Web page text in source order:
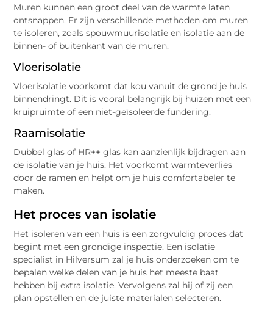
Muren kunnen een groot deel van de warmte laten
ontsnappen. Er zijn verschillende methoden om muren
te isoleren, zoals spouwmuurisolatie en isolatie aan de
binnen- of buitenkant van de muren.
Vloerisolatie
Vloerisolatie voorkomt dat kou vanuit de grond je huis
binnendringt. Dit is vooral belangrijk bij huizen met een
kruipruimte of een niet-geïsoleerde fundering.
Raamisolatie
Dubbel glas of HR++ glas kan aanzienlijk bijdragen aan
de isolatie van je huis. Het voorkomt warmteverlies
door de ramen en helpt om je huis comfortabeler te
maken.
Het proces van isolatie
Het isoleren van een huis is een zorgvuldig proces dat
begint met een grondige inspectie. Een isolatie
specialist in Hilversum zal je huis onderzoeken om te
bepalen welke delen van je huis het meeste baat
hebben bij extra isolatie. Vervolgens zal hij of zij een
plan opstellen en de juiste materialen selecteren.